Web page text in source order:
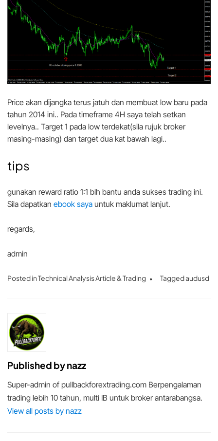
Price akan dijangka terus jatuh dan membuat low baru pada
tahun 2014 ini.. Pada timeframe 4H saya telah setkan
levelnya.. Target 1 pada low terdekat(sila rujuk broker
masing-masing) dan target dua kat bawah lagi..
tips
gunakan reward ratio 1:1 blh bantu anda sukses trading ini.
Sila dapatkan ebook saya untuk maklumat lanjut.
regards,
admin
Posted inTechnical Analysis Article & Trading Taggedaudusd
Published bynazz
Super-admin of pullbackforextrading.com Berpengalaman
trading lebih 10 tahun, multi IB untuk broker antarabangsa.
View all posts by nazz